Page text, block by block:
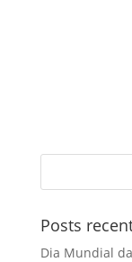
Posts
Dia Mundial